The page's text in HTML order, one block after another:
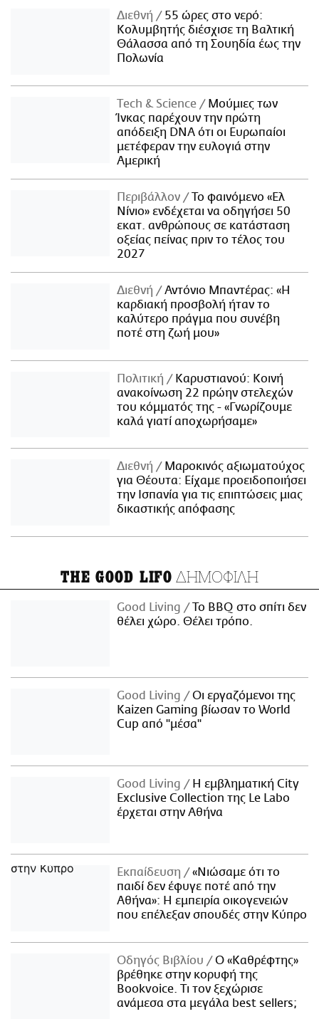
Διεθνή
55 ώρες στο νερό:
Κολυμβητής διέσχισε τη Βαλτική
Θάλασσα από τη Σουηδία έως την
Πολωνία
Τech & Science
Μούμιες των
Ίνκας παρέχουν την πρώτη
απόδειξη DNA ότι οι Ευρωπαίοι
μετέφεραν την ευλογιά στην
Αμερική
Περιβάλλον
Το φαινόμενο «Ελ
Νίνιο» ενδέχεται να οδηγήσει 50
εκατ. ανθρώπους σε κατάσταση
οξείας πείνας πριν το τέλος του
2027
Διεθνή
Αντόνιο Μπαντέρας: «Η
καρδιακή προσβολή ήταν το
καλύτερο πράγμα που συνέβη
ποτέ στη ζωή μου»
Πολιτική
Καρυστιανού: Κοινή
ανακοίνωση 22 πρώην στελεχών
του κόμματός της - «Γνωρίζουμε
καλά γιατί αποχωρήσαμε»
Διεθνή
Μαροκινός αξιωματούχος
για Θέουτα: Είχαμε προειδοποιήσει
την Ισπανία για τις επιπτώσεις μιας
δικαστικής απόφασης
THE GOOD LIFO ΔΗΜΟΦΙΛΗ
Good Living
Το BBQ στο σπίτι δεν
θέλει χώρο. Θέλει τρόπο.
Good Living
Οι εργαζόμενοι της
Kaizen Gaming βίωσαν το World
Cup από "μέσα"
Good Living
Η εμβληματική City
Exclusive Collection της Le Labo
έρχεται στην Αθήνα
Εκπαίδευση
«Νιώσαμε ότι το
παιδί δεν έφυγε ποτέ από την
Αθήνα»: Η εμπειρία οικογενειών
που επέλεξαν σπουδές στην Κύπρο
Οδηγός Βιβλίου
Ο «Καθρέφτης»
βρέθηκε στην κορυφή της
Bookvoice. Τι τον ξεχώρισε
ανάμεσα στα μεγάλα best sellers;